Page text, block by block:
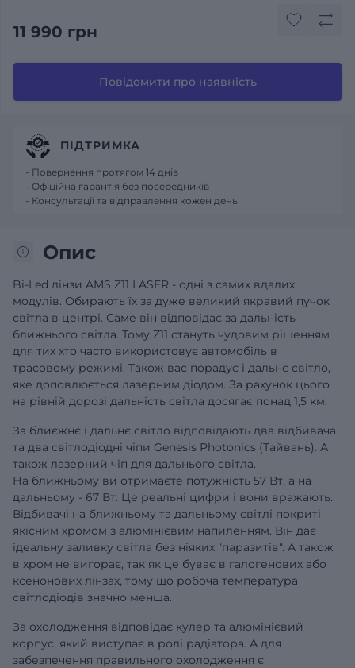
11 990 грн
Повідомити про наявність
Опис
Bi-Led лінзи AMS Z11 LASER - одні з самих вдалих
модулів. Обирають їх за дуже великий якравий пучок
світла в центрі. Саме він відповідає за дальність
ближнього світла. Тому Z11 стануть чудовим рішенням
для тих хто часто використовує автомобіль в
трасовому режимі. Також вас порадує і дальнє світло,
яке доповлюється лазерним діодом. За рахунок цього
на рівній дорозі дальність світла досягає понад 1,5 км.
За блиєжнє і дальнє світло відповідають два відбивача
та два світлодіодні чіпи Genesis Photonics (Тайвань). А
також лазерний чіп для дальнього світла.
На ближньому ви отримаєте потужність 57 Вт, а на
дальньому - 67 Вт. Це реальні цифри і вони вражають.
Відбивачі на ближньому та дальньому світлі покриті
якісним хромом з алюмінієвим напиленням. Він дає
ідеальну заливку світла без ніяких "паразитів". А також
в хром не вигорає, так як це буває в галогенових або
ксенонових лінзах, тому що робоча температура
світлодіодів значно менша.
За охолодження відповідає кулер та алюмінієвий
корпус, який виступає в ролі радіатора. А для
забезпечення правильного охолодження є
ПІДТРИМКА
- Повернення протягом 14 днів
- Офіційна гарантія без посередників
- Консультації та відправлення кожен день